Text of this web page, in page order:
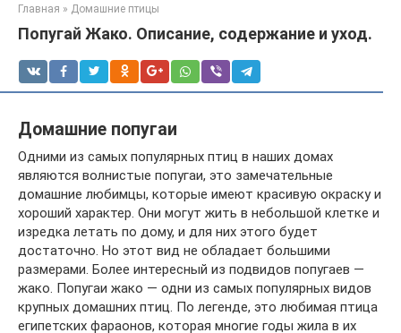
Главная » Домашние птицы
Попугай Жако. Описание, содержание и уход.
Домашние попугаи
Одними из самых популярных птиц в наших домах
являются волнистые попугаи, это замечательные
домашние любимцы, которые имеют красивую окраску и
хороший характер. Они могут жить в небольшой клетке и
изредка летать по дому, и для них этого будет
достаточно. Но этот вид не обладает большими
размерами. Более интересный из подвидов попугаев —
жако. Попугаи жако — одни из самых популярных видов
крупных домашних птиц. По легенде, это любимая птица
египетских фараонов, которая многие годы жила в их